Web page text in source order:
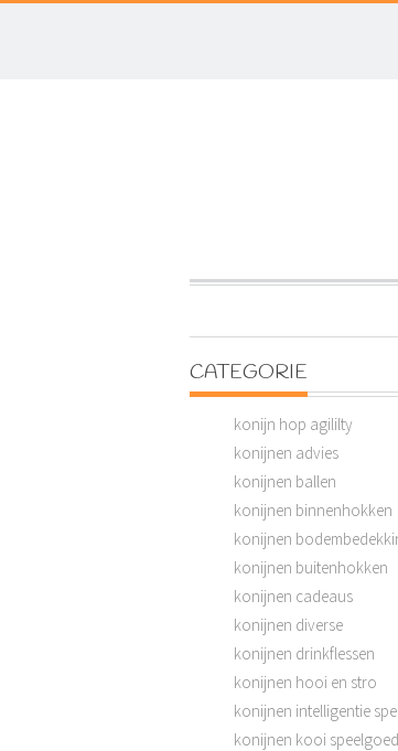
CATEGORIE
konijn hop agililty
konijnen advies
konijnen ballen
konijnen binnenhokken
konijnen
konijnen buitenhokken
konijnen cadeaus
konijnen diverse
konijnen drinkflessen
konijnen hooi en stro
konijnen intelligentie
konijnen kooi speelgoed